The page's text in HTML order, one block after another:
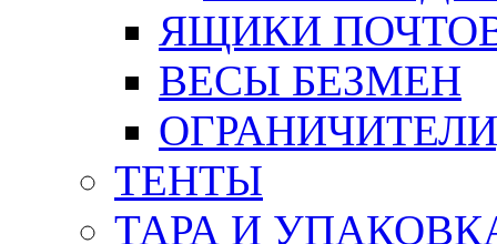
ЯЩИКИ
ВЕСЫ БЕЗМЕН
ТЕНТЫ
ТАРА И